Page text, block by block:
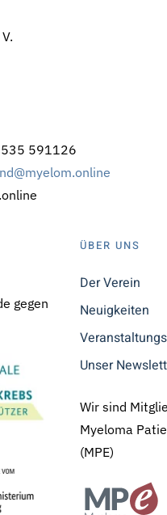
591126
gegen
ÜBER UNS
Der Verein
Neuigkeiten
Unser
Wir sind
Myeloma
(MPE)